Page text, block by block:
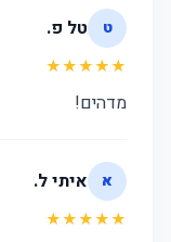
ט טל פ.
★★★★★
מדהים!
א איתי ל.
★★★★★